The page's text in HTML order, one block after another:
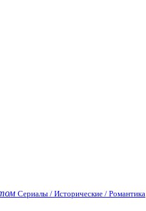
Сериалы / Исторические / Романтика